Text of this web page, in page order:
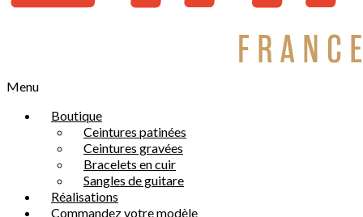
Menu
Boutique
Ceintures patinées
Ceintures gravées
Bracelets en cuir
Sangles de guitare
Réalisations
Commandez votre modèle